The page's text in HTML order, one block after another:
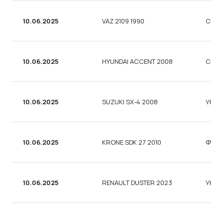
10.06.2025 VAZ 2109 1990
10.06.2025 HYUNDAI ACCENT 2008
10.06.2025 SUZUKI SX-4 2008
10.06.2025 KRONE SDK 27 2010
10.06.2025 RENAULT DUSTER 2023